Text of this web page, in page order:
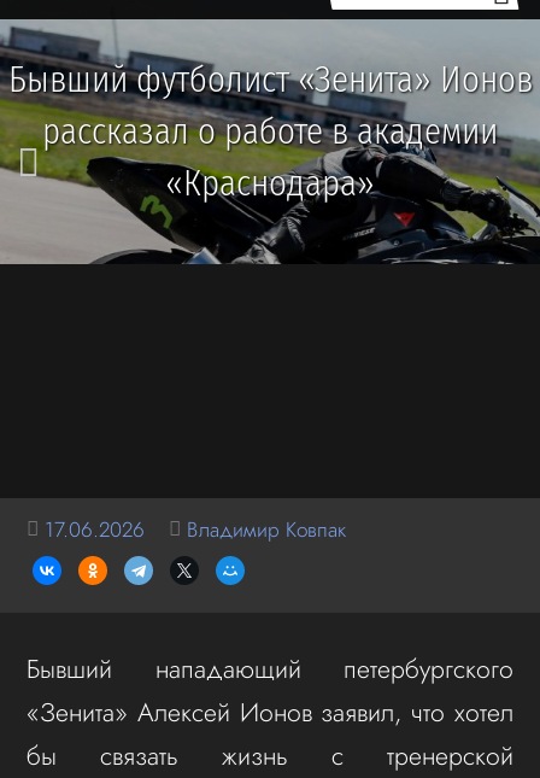
Бывший футболист «Зенита» Ионов
рассказал о работе в академии
«Краснодара»
17.06.2026 Владимир Ковпак
Бывший нападающий петербургского
«Зенита» Алексей Ионов заявил, что хотел
бы связать жизнь с тренерской